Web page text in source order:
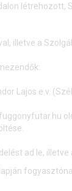
illetve a
Lajos e.v.
ad le,